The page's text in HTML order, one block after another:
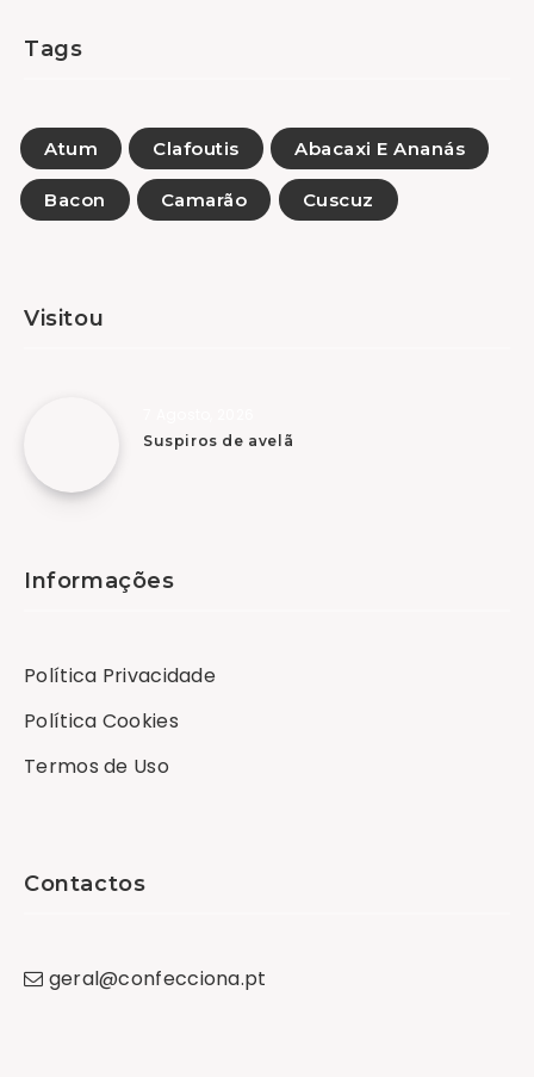
Tags
Atum Clafoutis Abacaxi E Ananás
Bacon Camarão Cuscuz
Visitou
Suspiros de avelã
Informações
Política Privacidade
Política Cookies
Termos de Uso
Contactos
geral@confecciona.pt